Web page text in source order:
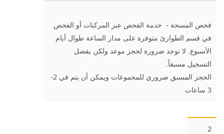
فحص المسحة - خدمة الفحص عبر المركبات أو الفحص
في قسم الطوارئ متوفرة على مدار الساعة طوال أيام
الأسبوع. لا توجد ضرورة لحجز موعد ولكن يفضل
التسجيل مسبقاً.
الحجز المسبق ضروري للمجموعات ويمكن أن يتم في 2-
3 ساعات
2